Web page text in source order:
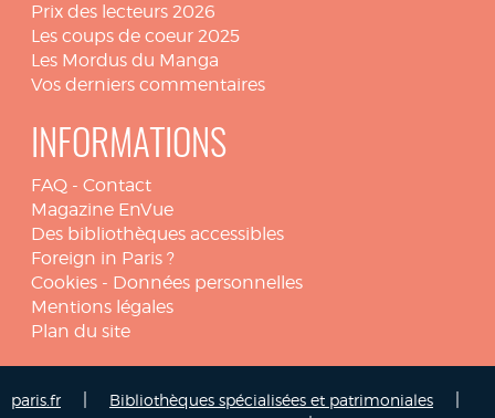
Prix des lecteurs 2026
Les coups de coeur 2025
Les Mordus du Manga
Vos derniers commentaires
INFORMATIONS
FAQ - Contact
Magazine EnVue
Des bibliothèques accessibles
Foreign in Paris ?
Cookies - Données personnelles
Mentions légales
Plan du site
paris.fr Bibliothèques spécialisées et patrimoniales